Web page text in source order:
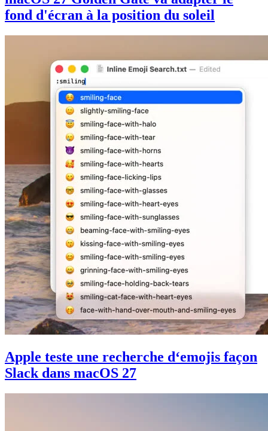
fond d'écran à la position du soleil
Apple teste une recherche d‘emojis façon
Slack dans macOS 27